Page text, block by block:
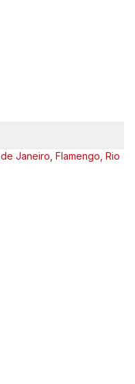
Janeiro, Flamengo, Rio